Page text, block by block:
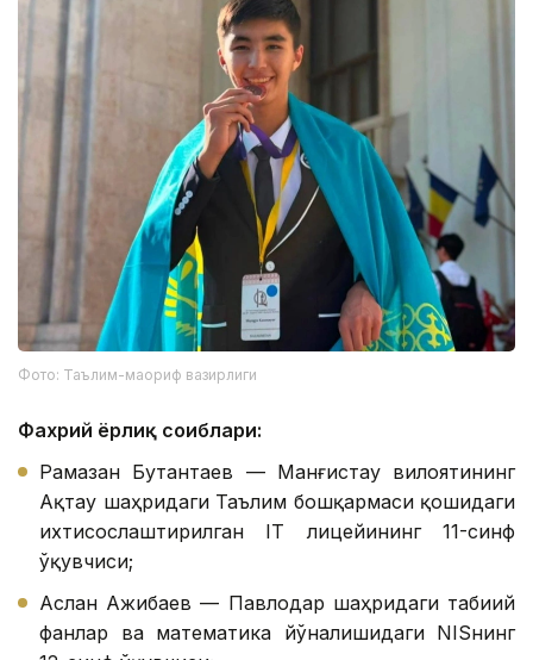
Фото: Таълим-маориф вазирлиги
Фахрий ёрлиқ соҳиблари:
Рамазан Бутантаев — Манғистау вилоятининг
Ақтау шаҳридаги Таълим бошқармаси қошидаги
ихтисослаштирилган IТ лицейининг 11-синф
ўқувчиси;
Аслан Ажибаев — Павлодар шаҳридаги табиий
фанлар ва математика йўналишидаги NISнинг